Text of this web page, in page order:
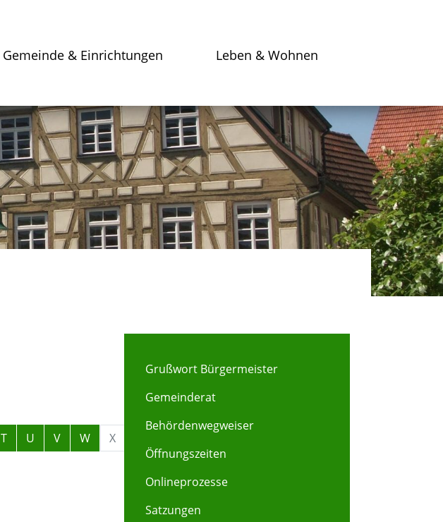
Gemeinde & Einrichtungen Leben & Wohnen
T U V W X
Grußwort Bürgermeister
Gemeinderat
Behördenwegweiser
Öffnungszeiten
Onlineprozesse
Satzungen